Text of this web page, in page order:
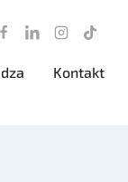
Kontakt